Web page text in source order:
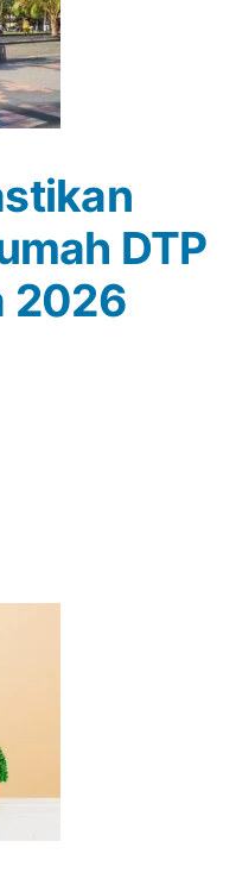
DTP
2026